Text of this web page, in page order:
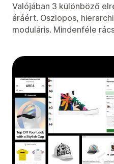
Valójában 3 különböző
áráért. Oszlopos,
moduláris. Mindenféle